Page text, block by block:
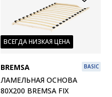
ВСЕГДА НИЗКАЯ ЦЕНА
BREMSA BASIC
ЛАМЕЛЬНАЯ ОСНОВА
80X200 BREMSA FIX